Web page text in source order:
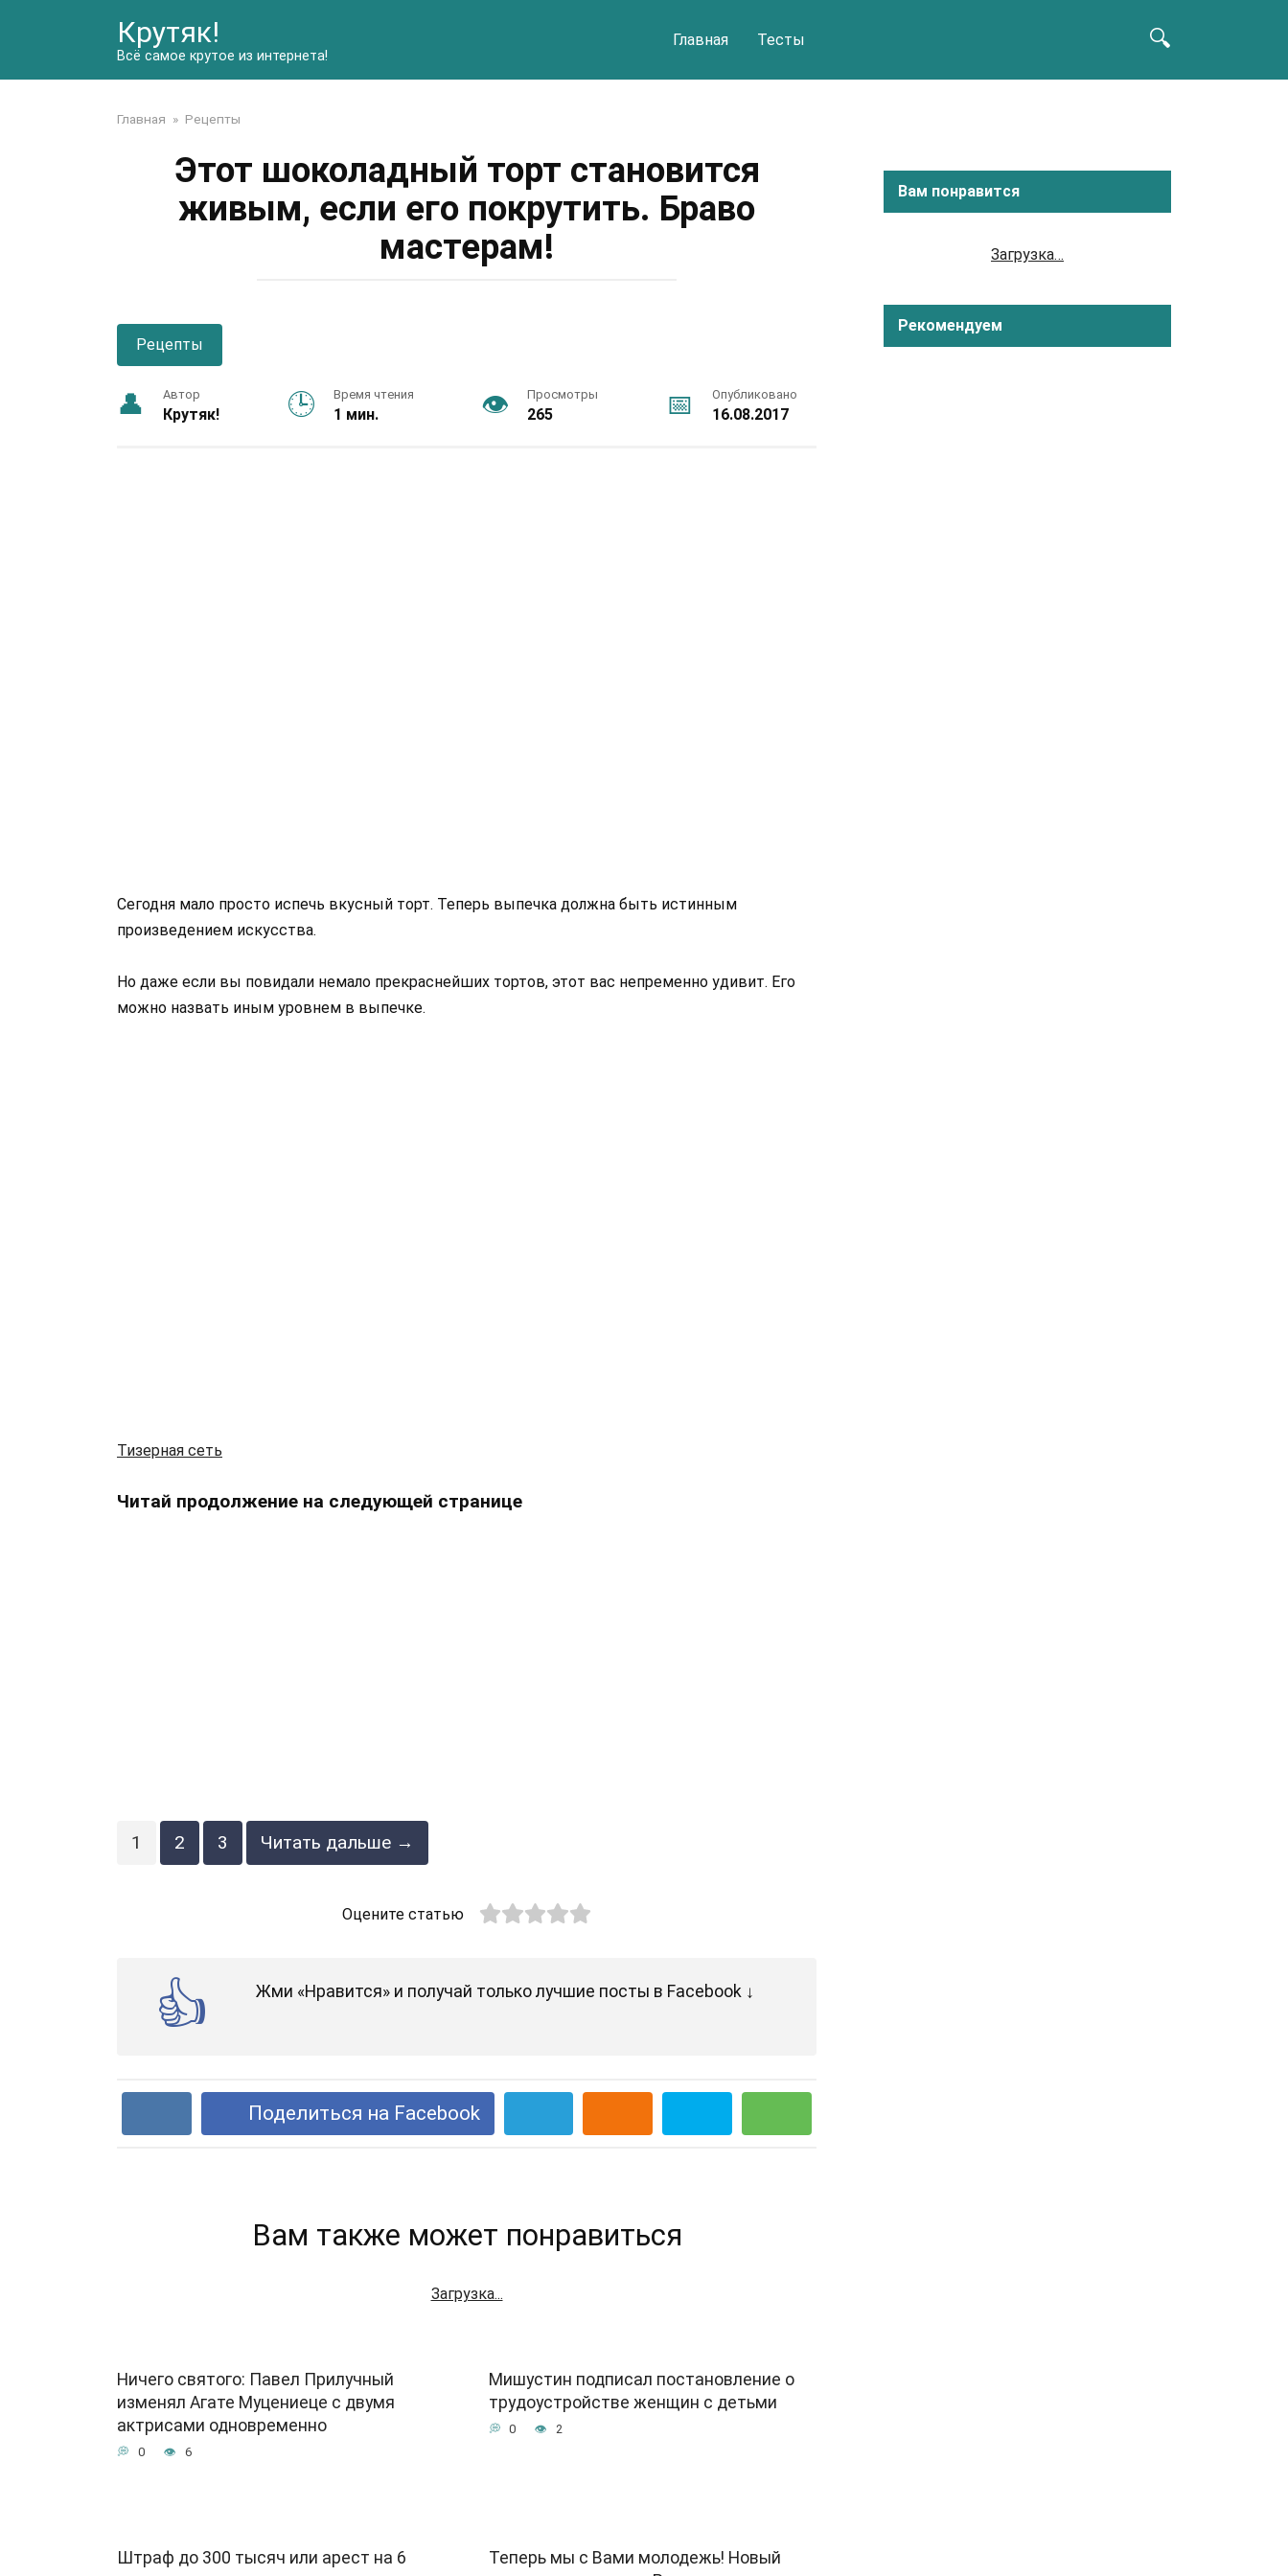
Крутяк!
Всё самое крутое из интернета!
Главная Тесты
Главная » Рецепты
Этот шоколадный торт становится
живым, если его покрутить. Браво
мастерам!
Рецепты
Автор
Крутяк!
Время чтения
1 мин.
Просмотры
265
Опубликовано
16.08.2017
Сегодня мало просто испечь вкусный торт. Теперь выпечка должна быть истинным
произведением искусства.
Но даже если вы повидали немало прекраснейших тортов, этот вас непременно удивит. Его
можно назвать иным уровнем в выпечке.
Тизерная сеть
Читай продолжение на следующей странице
1 2 3 Читать дальше →
Оцените статью
Жми «Нравится» и получай только лучшие посты в Facebook ↓
Поделиться на Facebook
Вам также может понравиться
Загрузка...
Ничего святого: Павел Прилучный
изменял Агате Муцениеце с двумя
актрисами одновременно
0 6
Мишустин подписал постановление о
трудоустройстве женщин с детьми
0 2
Штраф до 300 тысяч или арест на 6
Теперь мы с Вами молодежь! Новый
Вам понравится
Загрузка…
Рекомендуем